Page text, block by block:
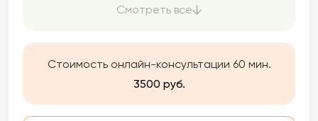
дальнейших изменений и принятия себя и
Смотреть все
Стоимость онлайн-консультации 60 мин.
3500 руб.